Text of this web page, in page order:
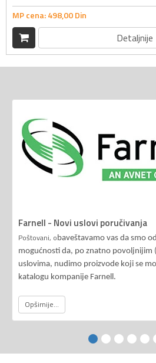
MP cena:498,00Din
Detaljnije
Farnell - Novi uslovi poručivanja
Poštovani, o baveštavamo vas da smo
mogućnosti da, po znatno povoljnijim
uslovima, nudimo proizvode koji se
katalogu kompanije Farnell.
Opširnije...